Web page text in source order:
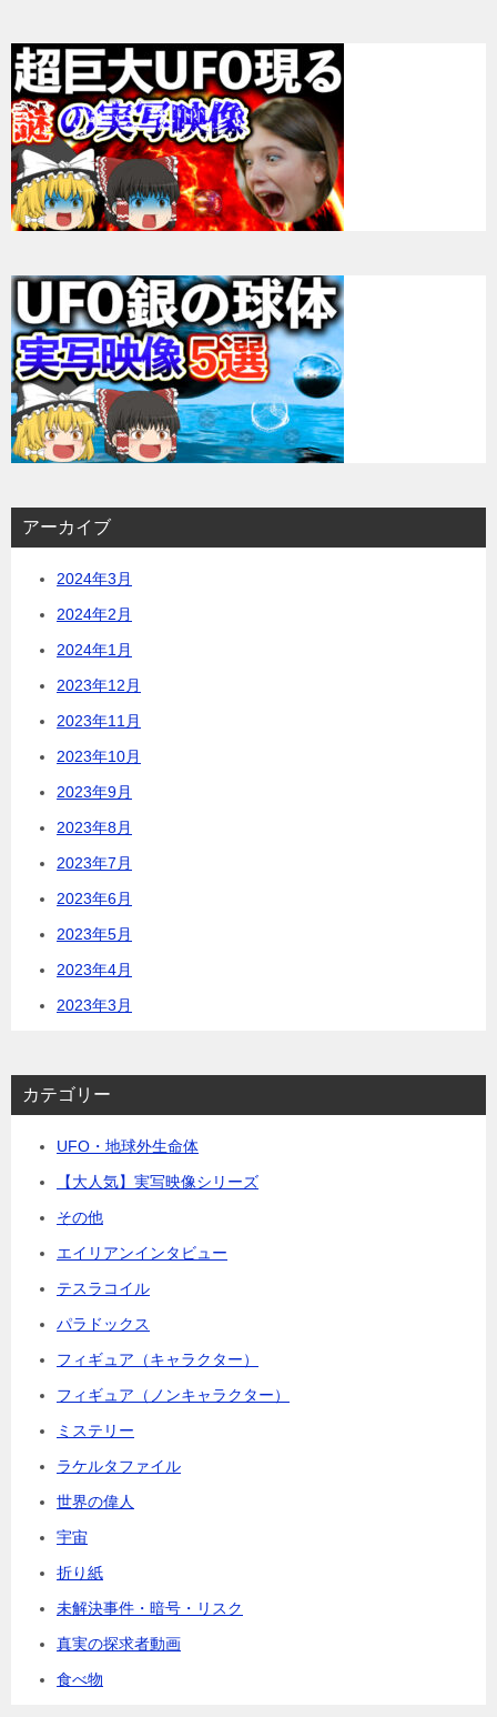
シ
ョ
ン
アーカイブ
2024年3月
2024年2月
2024年1月
2023年12月
2023年11月
2023年10月
2023年9月
2023年8月
2023年7月
2023年6月
2023年5月
2023年4月
2023年3月
カテゴリー
UFO・地球外生命体
【大人気】実写映像シリーズ
その他
エイリアンインタビュー
テスラコイル
パラドックス
フィギュア（キャラクター）
フィギュア（ノンキャラクター）
ミステリー
ラケルタファイル
世界の偉人
宇宙
折り紙
未解決事件・暗号・リスク
真実の探求者動画
食べ物